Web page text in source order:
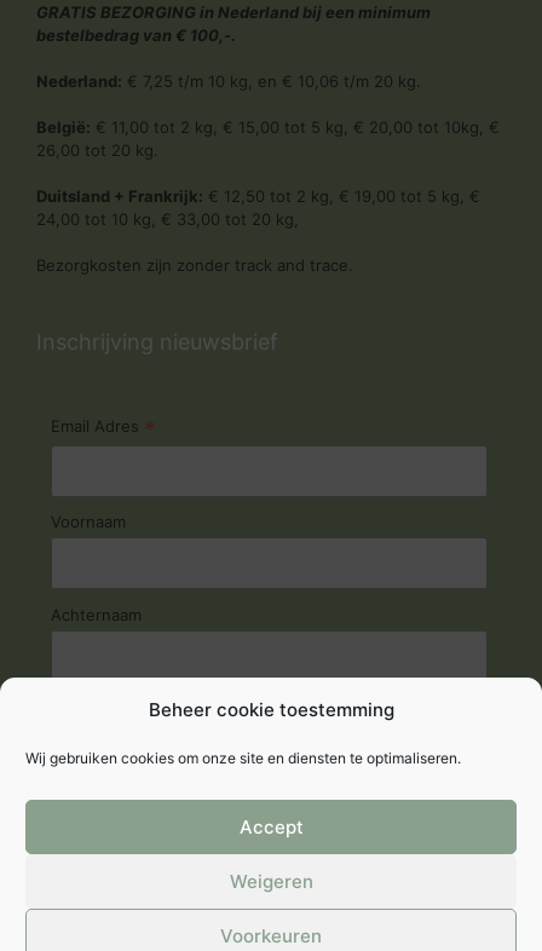
Beheer cookie toestemming
Wij gebruiken cookies om onze site en diensten te optimaliseren.
Accept
Weigeren
Voorkeuren
GRATIS BEZORGING in Nederland bij een minimum
bestelbedrag van € 100,-.
Nederland: € 7,25 t/m 10 kg, en € 10,06 t/m 20 kg.
België: € 11,00 tot 2 kg, € 15,00 tot 5 kg, € 20,00 tot 10kg, €
26,00 tot 20 kg.
Duitsland + Frankrijk: € 12,50 tot 2 kg, € 19,00 tot 5 kg, €
24,00 tot 10 kg, € 33,00 tot 20 kg,
Bezorgkosten zijn zonder track and trace.
Inschrijving nieuwsbrief
Email Adres *
Voornaam
Achternaam
© 2026 Fyto-Life
|Cookie verklaring